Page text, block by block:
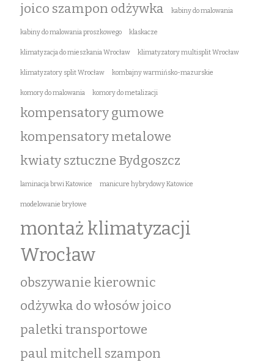
joico szampon odżywka
kabiny do malowania
kabiny do malowania proszkowego klaskacze
klimatyzacja do mieszkania Wrocław klimatyzatory multisplit Wrocław
klimatyzatory split Wrocław kombajny warmińsko-mazurskie
komory do malowania komory do metalizacji
kompensatory gumowe
kompensatory metalowe
kwiaty sztuczne Bydgoszcz
laminacja brwi Katowice manicure hybrydowy Katowice
modelowanie bryłowe
montaż klimatyzacji
Wrocław
obszywanie kierownic
odżywka do włosów joico
paletki transportowe
paul mitchell szampon